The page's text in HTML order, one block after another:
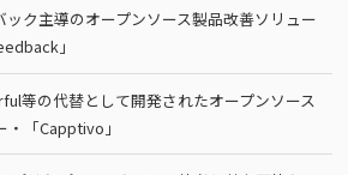
ク主導のオープンソース製品改善ソリュー
」
等の代替として開発されたオープンソース
「Capptivo」